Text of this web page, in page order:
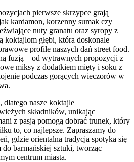
pierwsze skrzypce grają
kardamon, korzenny sumak czy
nuty granatu oraz syropy z
koktajlom głębi, która doskonale
profile naszych dań street food.
fuzją – od wytrawnych propozycji z
miksy z dodatkiem mięty i soku z
podczas gorących wieczorów w
.
dlatego nasze koktajle
składników, unikając
z pasją pomogą dobrać trunek, który
to, co najlepsze. Zapraszamy do
gdzie orientalna tradycja spotyka się
barmańskiej sztuki, tworząc
centrum miasta.